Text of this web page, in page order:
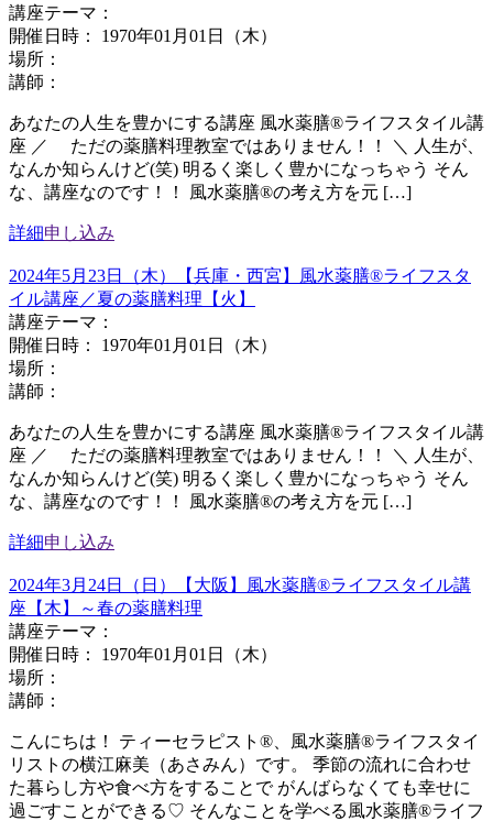
講座テーマ：
開催日時： 1970年01月01日（木）
場所：
講師：
あなたの人生を豊かにする講座 風水薬膳®ライフスタイル講
座 ／ ただの薬膳料理教室ではありません！！ ＼ 人生が、
なんか知らんけど(笑) 明るく楽しく豊かになっちゃう そん
な、講座なのです！！ 風水薬膳®︎の考え方を元 […]
詳細申し込み
2024年5月23日（木）【兵庫・西宮】風水薬膳®︎ライフスタ
イル講座／夏の薬膳料理【火】
講座テーマ：
開催日時： 1970年01月01日（木）
場所：
講師：
あなたの人生を豊かにする講座 風水薬膳®ライフスタイル講
座 ／ ただの薬膳料理教室ではありません！！ ＼ 人生が、
なんか知らんけど(笑) 明るく楽しく豊かになっちゃう そん
な、講座なのです！！ 風水薬膳®︎の考え方を元 […]
詳細申し込み
2024年3月24日（日）【大阪】風水薬膳®ライフスタイル講
座【木】～春の薬膳料理
講座テーマ：
開催日時： 1970年01月01日（木）
場所：
講師：
こんにちは！ ティーセラピスト®、風水薬膳®ライフスタイ
リストの横江麻美（あさみん）です。 季節の流れに合わせ
た暮らし方や食べ方をすることで がんばらなくても幸せに
過ごすことができる♡ そんなことを学べる風水薬膳®ライフ